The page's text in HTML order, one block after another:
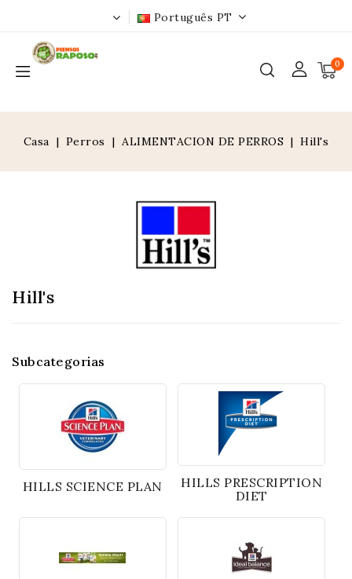
Português PT
0
Casa Perros ALIMENTACION DE PERROS Hill's
Hill's
Subcategorias
HILLS SCIENCE PLAN
HILLS PRESCRIPTION
DIET